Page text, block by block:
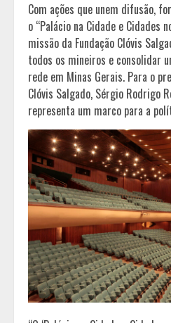
Com ações que unem difusão,
o “Palácio na Cidade e Cidades
missão da Fundação Clóvis
todos os mineiros e consolidar
rede em Minas Gerais. Para o
Clóvis Salgado, Sérgio Rodrigo
representa um marco para a